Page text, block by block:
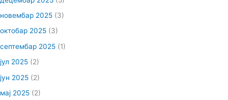
новембар 2025 (3)
октобар 2025 (3)
септембар 2025 (1)
јул 2025 (2)
јун 2025 (2)
мај 2025 (2)